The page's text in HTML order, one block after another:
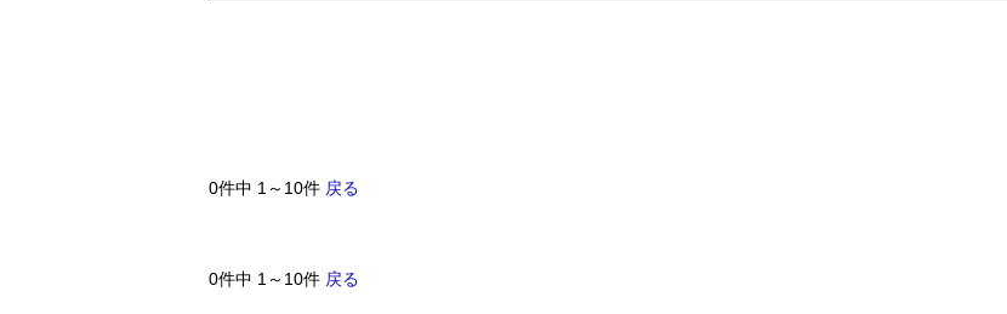
0件中 1～10件 戻る
0件中 1～10件 戻る